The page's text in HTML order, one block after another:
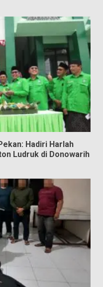
Hadiri Harlah
Ludruk di Donowarih